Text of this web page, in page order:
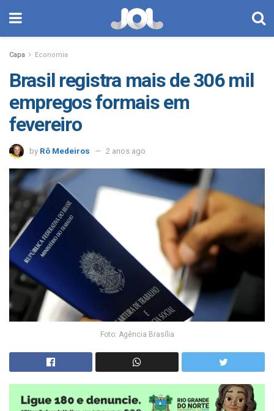
Capa Economia
Brasil registra mais de 306 mil
empregos formais em
fevereiro
by Rô Medeiros 2 anos ago
Foto: Agência Brasília